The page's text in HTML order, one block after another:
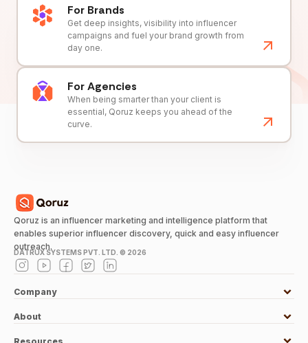
For Brands
Get deep insights, visibility into influencer
campaigns and fuel your brand growth from
day one.
For Agencies
When being smarter than your client is
essential, Qoruz keeps you ahead of the
curve.
Qoruz is an influencer marketing and intelligence platform that
enables superior influencer discovery, quick and easy influencer
outreach.
DATRUX SYSTEMS PVT. LTD. © 2026
Company
About